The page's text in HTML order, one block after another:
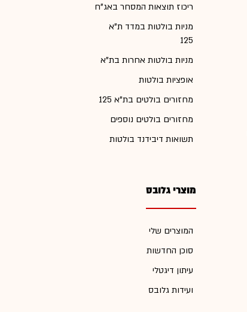
ריכוז תוצאות המסחר באג"ח
מניות בולטות במדד ת"א
125
מניות בולטות אחרות בת"א
אופציות בולטות
מחזורים בולטים בת"א 125
מחזורים בולטים נוספים
תשואות דיבידנד בולטות
מוצרי גלובס
המוצרים שלי
סוכן החדשות
עיתון דיגטלי
ועידות גלובס